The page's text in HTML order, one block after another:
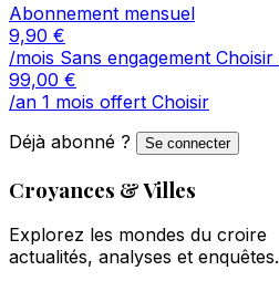
Abonnement mensuel
9,90 €
/mois Sans engagement Choisir
99,00 €
/an 1 mois offert Choisir
Déjà abonné ?
Se connecter
Croyances & Villes
Explorez les mondes du croire
actualités, analyses et enquêtes.